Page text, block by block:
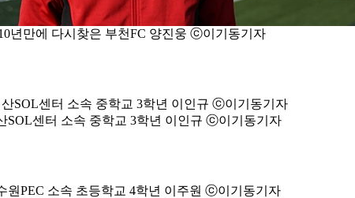
년만에 다시찾은 부천FC 양진웅 ⓒ이기동기자
SOL센터 소속 중학교 3학년 이인규 ⓒ이기동기자